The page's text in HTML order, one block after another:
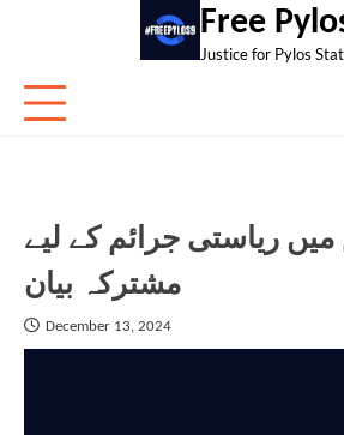
Free
Justice for Pylos
میں ریاستی جرائم کے لیے
مشترکہ بیان
December 13, 2024